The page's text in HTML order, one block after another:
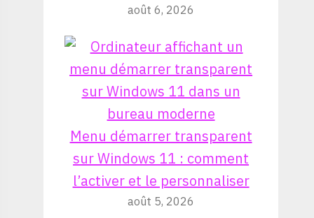
août 6, 2026
Menu démarrer transparent
sur Windows 11 : comment
l’activer et le personnaliser
août 5, 2026